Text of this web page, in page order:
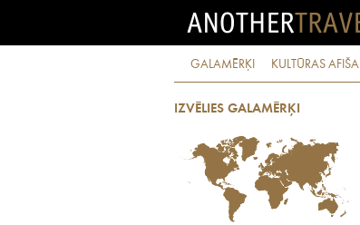
GALAMĒRĶI KULTŪRAS AFIŠA
IZVĒLIES GALAMĒRĶI